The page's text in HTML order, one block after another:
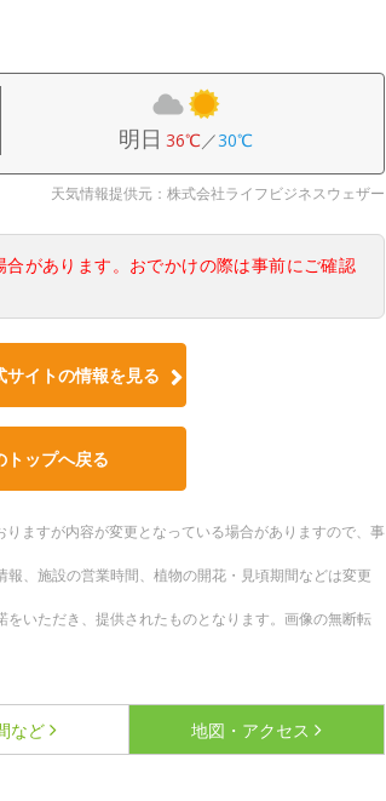
明日 36℃／30℃
天気情報提供元：株式会社ライフビジネスウェザー
があります。おでかけの際は事前にご確認
イトの情報を見る
トップへ戻る
ますが内容が変更となっている場合がありますので、事
、施設の営業時間、植物の開花・見頃期間などは変更
いただき、提供されたものとなります。画像の無断転
など 地図・アクセス